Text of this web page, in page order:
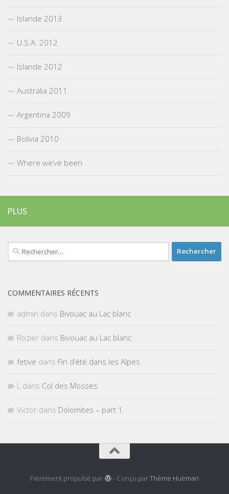
Islande 2013
U.S.A. 2012
Islande 2012
Australia 2011
Argentina 2009
Bolivia 2010
Where we’ve been
PLUS
Rechercher :
COMMENTAIRES RÉCENTS
admin dans Bivouac au Lac blanc
Rozier dans Bivouac au Lac blanc
fetive dans Fin d’été dans les Alpes
L dans Col des Mosses
Victor dans Dolomites – part 1
Fièrement propulsé par - Conçu parThème Hueman